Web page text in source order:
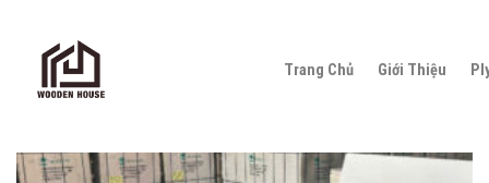
content
Trang Chủ Giới Thiệu